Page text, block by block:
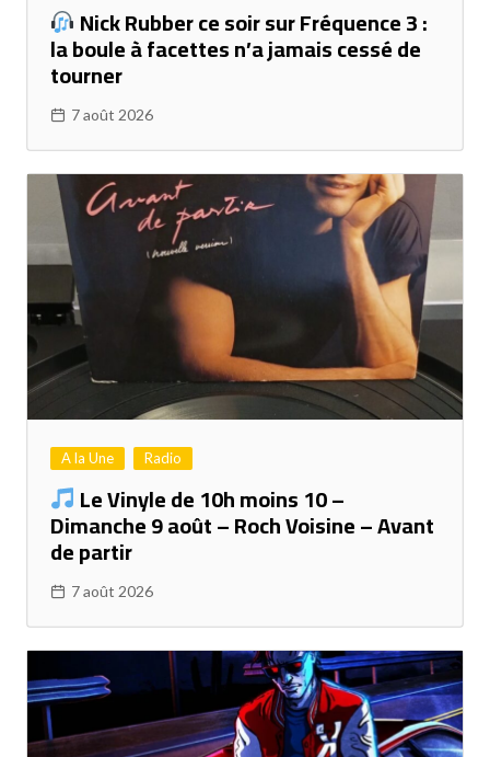
Nick Rubber ce soir sur Fréquence 3 :
la boule à facettes n’a jamais cessé de
tourner
7 août 2026
A la Une Radio
Le Vinyle de 10h moins 10 –
Dimanche 9 août – Roch Voisine – Avant
de partir
7 août 2026